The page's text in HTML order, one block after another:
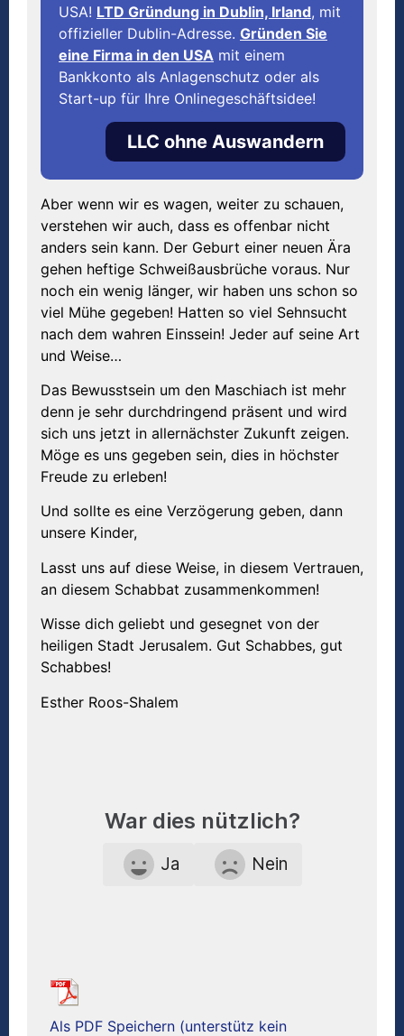
USA! LTD Gründung in Dublin, Irland, mit
offizieller Dublin-Adresse. Gründen Sie
eine Firma in den USA mit einem
Bankkonto als Anlagenschutz oder als
Start-up für Ihre Onlinegeschäftsidee!
LLC ohne Auswandern
Aber wenn wir es wagen, weiter zu schauen,
verstehen wir auch, dass es offenbar nicht
anders sein kann. Der Geburt einer neuen Ära
gehen heftige Schweißausbrüche voraus. Nur
noch ein wenig länger, wir haben uns schon so
viel Mühe gegeben! Hatten so viel Sehnsucht
nach dem wahren Einssein! Jeder auf seine Art
und Weise…
Das Bewusstsein um den Maschiach ist mehr
denn je sehr durchdringend präsent und wird
sich uns jetzt in allernächster Zukunft zeigen.
Möge es uns gegeben sein, dies in höchster
Freude zu erleben!
Und sollte es eine Verzögerung geben, dann
unsere Kinder,
Lasst uns auf diese Weise, in diesem Vertrauen,
an diesem Schabbat zusammenkommen!
Wisse dich geliebt und gesegnet von der
heiligen Stadt Jerusalem. Gut Schabbes, gut
Schabbes!
Esther Roos-Shalem
War dies nützlich?
Ja Nein
Als PDF Speichern (unterstütz kein